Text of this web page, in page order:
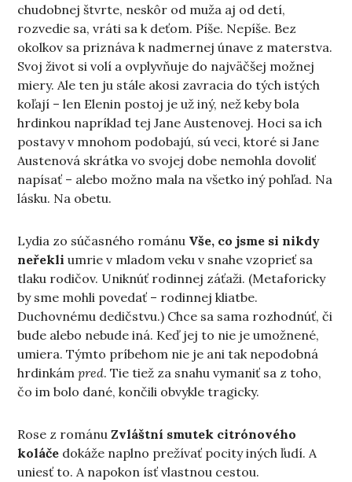
chudobnej štvrte, neskôr od muža aj od detí,
rozvedie sa, vráti sa k deťom. Píše. Nepíše. Bez
okolkov sa priznáva k nadmernej únave z materstva.
Svoj život si volí a ovplyvňuje do najväčšej možnej
miery. Ale ten ju stále akosi zavracia do tých istých
koľají – len Elenin postoj je už iný, než keby bola
hrdinkou napríklad tej Jane Austenovej. Hoci sa ich
postavy v mnohom podobajú, sú veci, ktoré si Jane
Austenová skrátka vo svojej dobe nemohla dovoliť
napísať – alebo možno mala na všetko iný pohľad. Na
lásku. Na obetu.
Lydia zo súčasného románu Vše, co jsme si nikdy
neřekli umrie v mladom veku v snahe vzoprieť sa
tlaku rodičov. Uniknúť rodinnej záťaži. (Metaforicky
by sme mohli povedať – rodinnej kliatbe.
Duchovnému dedičstvu.) Chce sa sama rozhodnúť, či
bude alebo nebude iná. Keď jej to nie je umožnené,
umiera. Týmto príbehom nie je ani tak nepodobná
hrdinkámpred. Tie tiež za snahu vymaniť sa z toho,
čo im bolo dané, končili obvykle tragicky.
Rose z románuZvláštní smutek citrónového
koláče dokáže naplno prežívať pocity iných ľudí. A
uniesť to. A napokon ísť vlastnou cestou.